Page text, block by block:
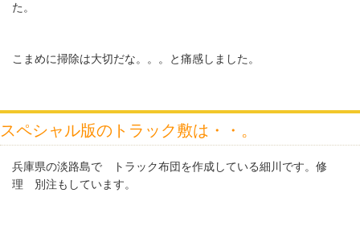
た。
こまめに掃除は大切だな。。。と痛感しました。
スペシャル版のトラック敷は・・。
兵庫県の淡路島で トラック布団を作成している細川です。修
理 別注もしています。